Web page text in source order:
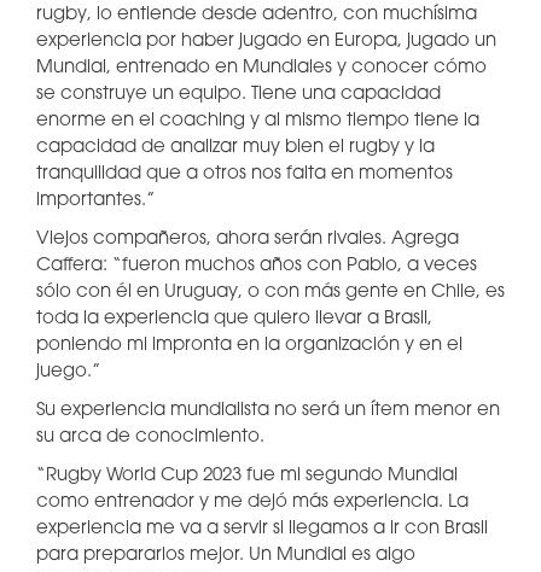
rugby, lo entiende desde adentro, con muchísima
experiencia por haber jugado en Europa, jugado un
Mundial, entrenado en Mundiales y conocer cómo
se construye un equipo. Tiene una capacidad
enorme en el coaching y al mismo tiempo tiene la
capacidad de analizar muy bien el rugby y la
tranquilidad que a otros nos falta en momentos
importantes.”
Viejos compañeros, ahora serán rivales. Agrega
Caffera: “fueron muchos años con Pablo, a veces
sólo con él en Uruguay, o con más gente en Chile, es
toda la experiencia que quiero llevar a Brasil,
poniendo mi impronta en la organización y en el
juego.”
Su experiencia mundialista no será un ítem menor en
su arca de conocimiento.
“Rugby World Cup 2023 fue mi segundo Mundial
como entrenador y me dejó más experiencia. La
experiencia me va a servir si llegamos a ir con Brasil
para prepararlos mejor. Un Mundial es algo